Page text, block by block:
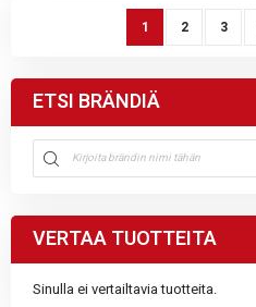
SivuYou're currently
1 Sivu
2 Sivu
3
ETSI BRÄNDIÄ
VERTAA TUOTTEITA
Sinulla ei vertailtavia tuotteita.